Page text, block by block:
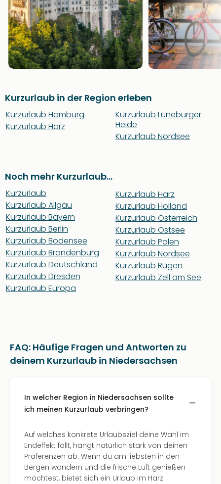
Kurzurlaub in der Region erleben
Kurzurlaub Hamburg
Kurzurlaub Harz
Kurzurlaub Lüneburger
Heide
Kurzurlaub Nordsee
Noch mehr Kurzurlaub...
Kurzurlaub
Kurzurlaub Allgäu
Kurzurlaub Bayern
Kurzurlaub Berlin
Kurzurlaub Bodensee
Kurzurlaub Brandenburg
Kurzurlaub Deutschland
Kurzurlaub Dresden
Kurzurlaub Europa
Kurzurlaub Harz
Kurzurlaub Holland
Kurzurlaub Österreich
Kurzurlaub Ostsee
Kurzurlaub Polen
Kurzurlaub Nordsee
Kurzurlaub Rügen
Kurzurlaub Zell am See
FAQ: Häufige Fragen und Antworten zu
deinem Kurzurlaub in Niedersachsen
In welcher Region in Niedersachsen sollte
ich meinen Kurzurlaub verbringen?
Auf welches konkrete Urlaubsziel deine Wahl im
Endeffekt fällt, hängt natürlich stark von deinen
Präferenzen ab. Wenn du am liebsten in den
Bergen wandern und die frische Luft genießen
möchtest, bietet sich ein Urlaub im Harz